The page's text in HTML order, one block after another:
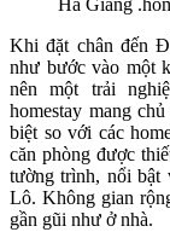
Khi đặt chân đến
như bước vào một
nên một trải
homestay mang
biệt so với các
căn phòng được
tường trình, nổi bật
Lô. Không gian
gần gũi như ở nhà.